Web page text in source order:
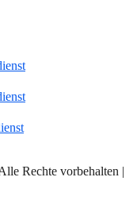
Rechte vorbehalten |